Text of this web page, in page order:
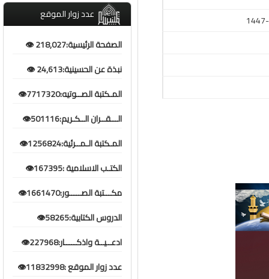
عدد زوار الموقع
الصفحة الرئيسية:218,027 👁️
نبذة عن الحسينية:24,613 👁️
المـكتبة الصــوتيه:7717320👁️
الـــقــران الــكـريم:501116👁️
المـكتبة الـمــرئية:1256824👁️
الكتـب الاسلامية :167395👁️
مكـــتبة الصـــــور:1661470👁️
الدروس الكتابية:58265👁️
ادعــيــة واذكـــــار:227968👁️
عدد زوار الموقع :11832998👁️